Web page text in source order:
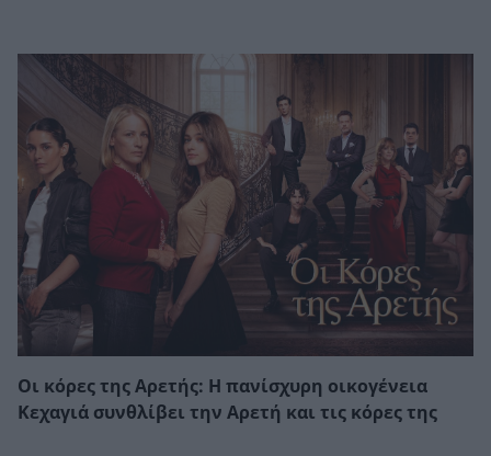
Οι κόρες της Αρετής: Η πανίσχυρη οικογένεια
Κεχαγιά συνθλίβει την Αρετή και τις κόρες της